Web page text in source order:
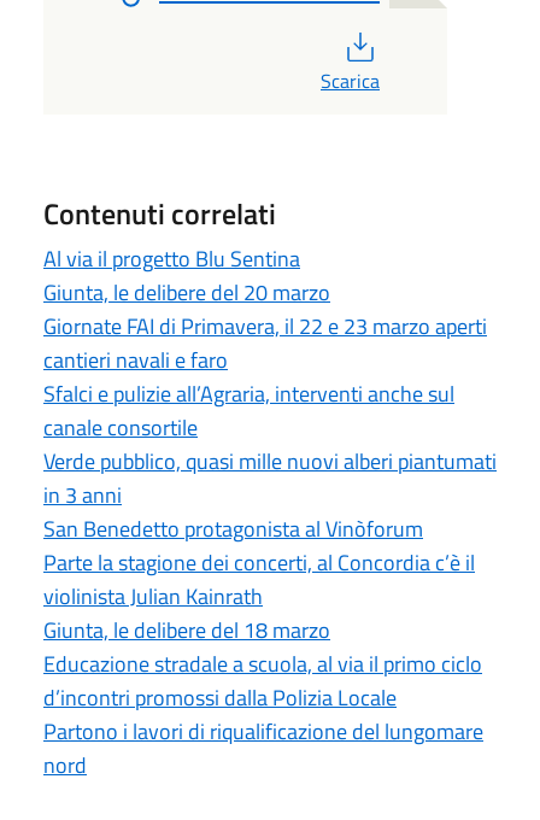
Scarica
Contenuti correlati
Al via il progetto Blu Sentina
Giunta, le delibere del 20 marzo
Giornate FAI di Primavera, il 22 e 23 marzo aperti
cantieri navali e faro
Sfalci e pulizie all’Agraria, interventi anche sul
canale consortile
Verde pubblico, quasi mille nuovi alberi piantumati
in 3 anni
San Benedetto protagonista al Vinòforum
Parte la stagione dei concerti, al Concordia c’è il
violinista Julian Kainrath
Giunta, le delibere del 18 marzo
Educazione stradale a scuola, al via il primo ciclo
d’incontri promossi dalla Polizia Locale
Partono i lavori di riqualificazione del lungomare
nord